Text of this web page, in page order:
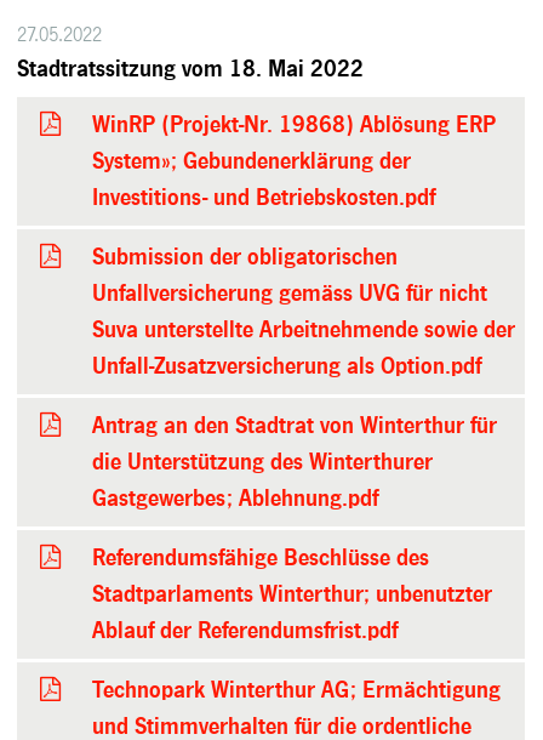
27.05.2022
Stadtratssitzung vom 18. Mai 2022
WinRP (Projekt-Nr. 19868) Ablösung ERP
System»; Gebundenerklärung der
Investitions- und Betriebskosten.pdf
Submission der obligatorischen
Unfallversicherung gemäss UVG für nicht
Suva unterstellte Arbeitnehmende sowie der
Unfall-Zusatzversicherung als Option.pdf
Antrag an den Stadtrat von Winterthur für
die Unterstützung des Winterthurer
Gastgewerbes; Ablehnung.pdf
Referendumsfähige Beschlüsse des
Stadtparlaments Winterthur; unbenutzter
Ablauf der Referendumsfrist.pdf
Technopark Winterthur AG; Ermächtigung
und Stimmverhalten für die ordentliche